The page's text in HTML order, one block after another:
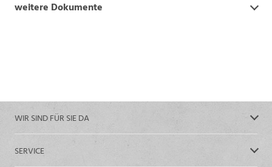
weitere Dokumente
WIR SIND FÜR SIE DA
SERVICE